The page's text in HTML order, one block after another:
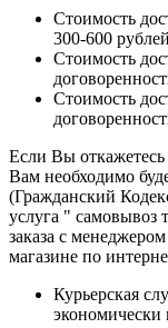
Стоимость
300-600 рублей
Стоимость
Стоимость
Если Вы
Вам необходимо
(Гражданский
услуга " самовывоз
заказа с
магазине по
Курьерская
экономически